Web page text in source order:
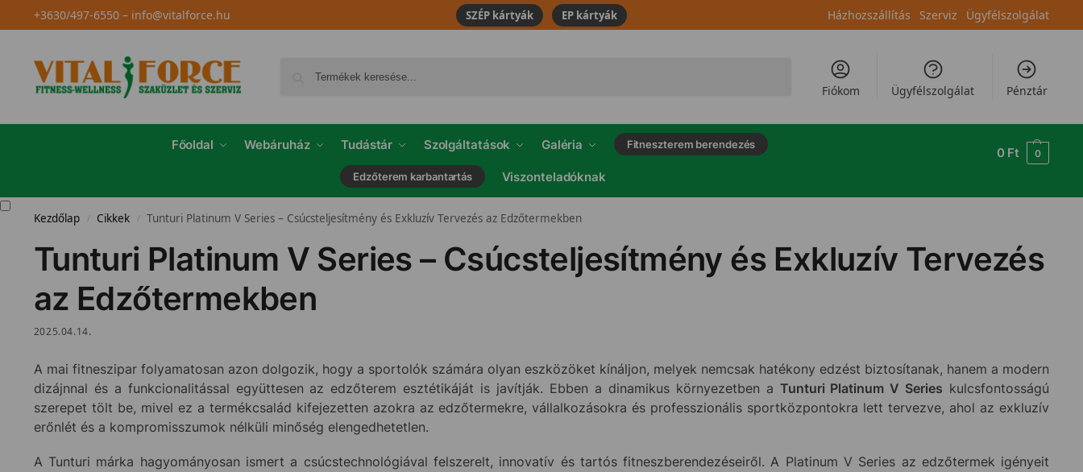
+3630/497-6550– info@vitalforce.hu SZÉP kártyák EP kártyák Házhozszállítás Szerviz Ügyfélszolgálat
Fiókom Ügyfélszolgálat Pénztár
Főoldal Webáruház Tudástár Szolgáltatások Galéria Fitneszterem berendezés
Edzőterem karbantartás Viszonteladóknak
0 Ft 0
Kezdőlap / Cikkek / Tunturi Platinum V Series – Csúcsteljesítmény és Exkluzív Tervezés az Edzőtermekben
Tunturi Platinum V Series – Csúcsteljesítmény és Exkluzív Tervezés
az Edzőtermekben
2025.04.14.
A mai fitneszipar folyamatosan azon dolgozik, hogy a sportolók számára olyan eszközöket kínáljon, melyek nemcsak hatékony edzést biztosítanak, hanem a modern
dizájnnal és a funkcionalitással együttesen az edzőterem esztétikáját is javítják. Ebben a dinamikus környezetben a Tunturi Platinum V Series kulcsfontosságú
szerepet tölt be, mivel ez a termékcsalád kifejezetten azokra az edzőtermekre, vállalkozásokra és professzionális sportközpontokra lett tervezve, ahol az exkluzív
erőnlét és a kompromisszumok nélküli minőség elengedhetetlen.
A Tunturi márka hagyományosan ismert a csúcstechnológiával felszerelt, innovatív és tartós fitneszberendezéseiről. A Platinum V Series az edzőtermek igényeit